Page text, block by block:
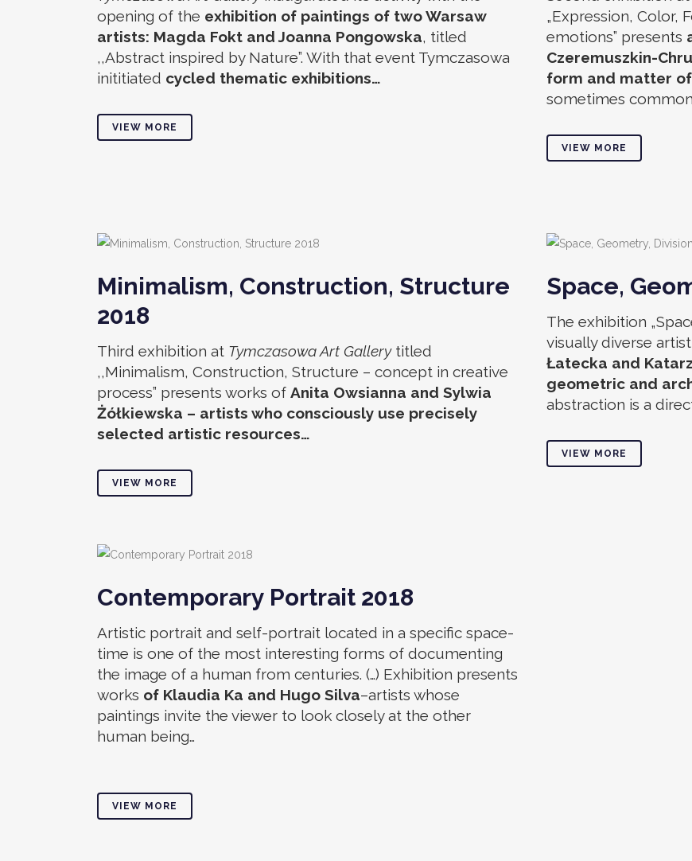
opening of the exhibition of paintings of two Warsaw
artists: Magda Fokt and Joanna Pongowska, titled
,,Abstract inspired by Nature”. With that event Tymczasowa
inititiated cycled thematic exhibitions…
VIEW MORE
„Expression, Color,
emotions” presents
Czeremuszkin-
form and matter
sometimes common
VIEW MORE
Minimalism, Construction, Structure
2018
Third exhibition at Tymczasowa Art Gallery titled
,,Minimalism, Construction, Structure – concept in creative
process” presents works of Anita Owsianna and Sylwia
Żółkiewska – artists who consciously use precisely
selected artistic resources…
VIEW MORE
Space,
The exhibition
visually diverse
Łatecka and
geometric and
abstraction is a
VIEW MORE
Contemporary Portrait 2018
Artistic portrait and self-portrait located in a specific space-
time is one of the most interesting forms of documenting
the image of a human from centuries. (…) Exhibition presents
works of Klaudia Ka and Hugo Silva–artists whose
paintings invite the viewer to look closely at the other
human being…
VIEW MORE